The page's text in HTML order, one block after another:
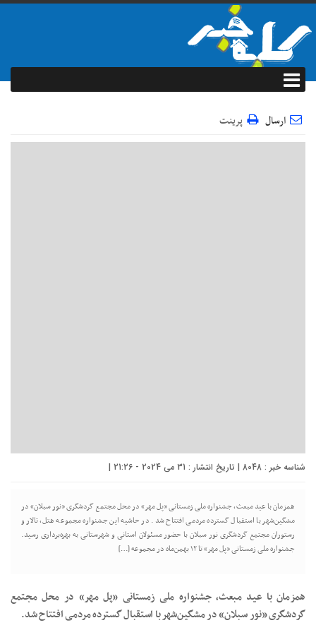
ارسال پرینت
شناسه خبر : 8048 | تاریخ انتشار : 31 می 2024 - 21:26 |
همزمان با عید مبعث، جشنواره ملی زمستانی «پل مهر» در محل مجتمع گردشگری «نور سبلان» در
مشگین‌شهر با استقبال گسترده مردمی افتتاح شد. در حاشیه این جشنواره مجموعه هتل، تالار و
رستوران مجتمع گردشگری نور سبلان با حضور مسئولان استانی و شهرستانی به بهره‌برداری رسید.
جشنواره ملی زمستانی «پل مهر» تا ۱۲ بهمن‌ماه در مجموعه […]
همزمان با عید مبعث، جشنواره ملی زمستانی «پل مهر» در محل مجتمع
گردشگری «نور سبلان» در مشگین‌شهر با استقبال گسترده مردمی افتتاح شد.